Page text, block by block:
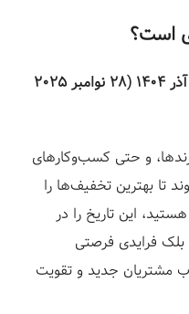
روز جمعه، ۷ آذر ۱۴۰۴ (۲۸ نوامبر ۲۰۲۵
و حتی کسب‌وکارهای
تا بهترین تخفیف‌ها را
این تاریخ را در
فرایدی فرصتی
مشتریان جدید و تقویت